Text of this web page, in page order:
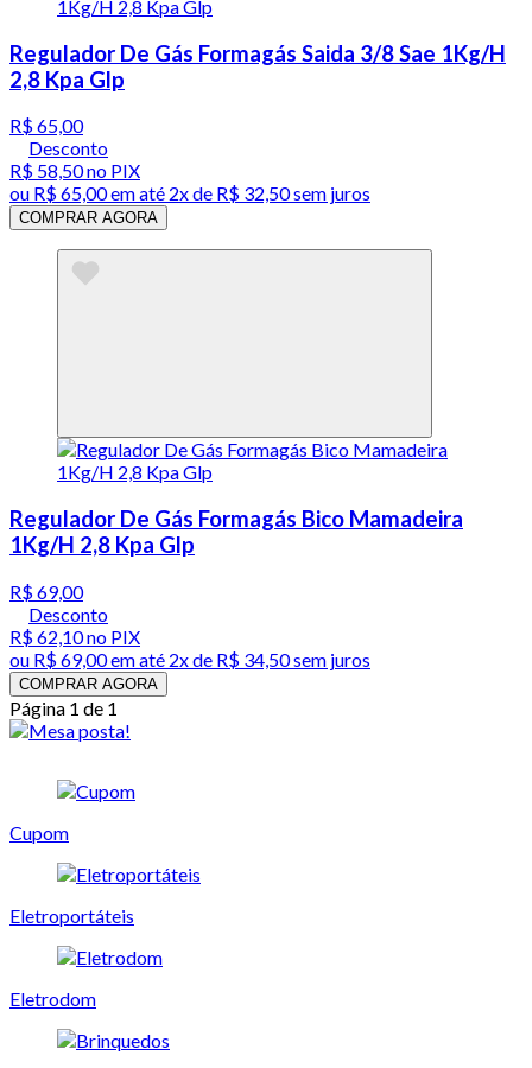
Regulador De Gás Formagás Saida 3/8 Sae 1Kg/H
2,8 Kpa Glp
R$ 65,00
Desconto
R$ 58,50no PIX
ou R$ 65,00em até 2x de R$ 32,50 sem juros
COMPRAR AGORA
Regulador De Gás Formagás Bico Mamadeira
1Kg/H 2,8 Kpa Glp
R$ 69,00
Desconto
R$ 62,10no PIX
ou R$ 69,00em até 2x de R$ 34,50 sem juros
COMPRAR AGORA
Página 1 de 1
Cupom
Eletroportáteis
Eletrodom